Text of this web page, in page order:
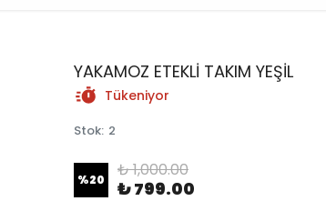
YAKAMOZ ETEKLİ TAKIM YEŞİL
Tükeniyor
Stok: 2
%20 ₺ 1,000.00
₺ 799.00